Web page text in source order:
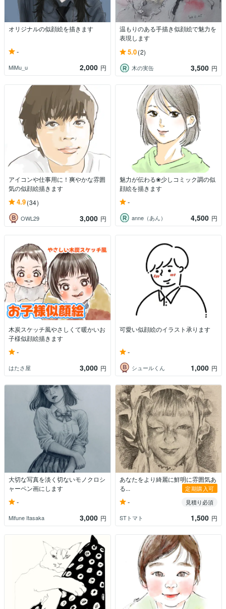
オリジナルの似顔絵を描きます
-
MiMu_u 2,000 円
温もりのある手描き似顔絵で魅力を
表現します
5.0(2)
木の実缶 3,500 円
アイコンや仕事用に！爽やかな雰囲
気の似顔絵描きます
4.9(34)
OWL29 3,000 円
魅力が伝わる❀少しコミック調の似
顔絵を描きます
-
anne（あん） 4,500 円
木炭スケッチ風やさしくて暖かいお
子様似顔絵描きます
-
はたさ屋 3,000 円
可愛い似顔絵のイラスト承ります
-
シュールくん 1,000 円
大切な写真を淡く切ないモノクロシ
ャーペン画にします
-
Mifune Itasaka 3,000 円
あなたをより綺麗に鮮明に雰囲気あ
る...
定期購入可
-
見積り必須
STトマト
1,500 円